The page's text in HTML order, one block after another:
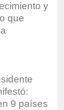
y
que
9 países